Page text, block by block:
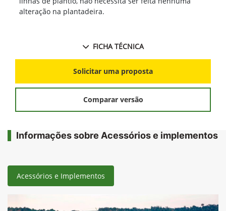
alteração na plantadeira.
FICHA TÉCNICA
Solicitar uma proposta
Comparar versão
Informações sobre Acessórios e implementos
Acessórios e Implementos